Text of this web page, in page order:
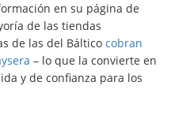
en su página de
de las tiendas
de las del Báltico cobran
– lo que la convierte en
y de confianza para los